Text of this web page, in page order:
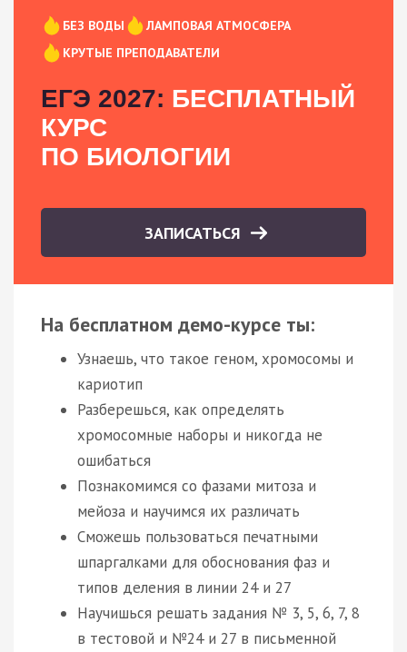
БЕЗ ВОДЫ
ЛАМПОВАЯ АТМОСФЕРА
КРУТЫЕ ПРЕПОДАВАТЕЛИ
ЕГЭ 2027: БЕСПЛАТНЫЙ
КУРС
ПО БИОЛОГИИ
ЗАПИСАТЬСЯ
На бесплатном демо-курсе ты:
Узнаешь, что такое геном, хромосомы и
кариотип
Разберешься, как определять
хромосомные наборы и никогда не
ошибаться
Познакомимся со фазами митоза и
мейоза и научимся их различать
Сможешь пользоваться печатными
шпаргалками для обоснования фаз и
типов деления в линии 24 и 27
Научишься решать задания № 3, 5, 6, 7, 8
в тестовой и №24 и 27 в письменной